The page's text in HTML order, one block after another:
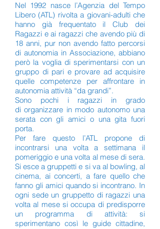
Nel 1992 nasce l’Agenzia del Tempo
Libero (ATL) rivolta a giovani-adulti che
hanno già frequentato il Club dei
Ragazzi e ai ragazzi che avendo più di
18 anni, pur non avendo fatto percorsi
di autonomia in Associazione, abbiano
però la voglia di sperimentarsi con un
gruppo di pari e provare ad acquisire
quelle competenze per affrontare in
autonomia attività “da grandi”.
Sono pochi i ragazzi in grado
di organizzare in modo autonomo una
serata con gli amici o una gita fuori
porta.
Per fare questo l’ATL propone di
incontrarsi una volta a settimana il
pomeriggio e una volta al mese di sera.
Si esce a gruppetti e si va al bowling, al
cinema, ai concerti, a fare quello che
fanno gli amici quando si incontrano. In
ogni sede un gruppetto di ragazzi una
volta al mese si occupa di predisporre
un programma di attività: si
sperimentano così le guide cittadine,